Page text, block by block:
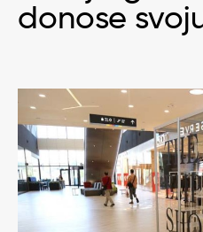
donose